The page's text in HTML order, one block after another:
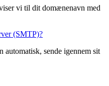
vi til dit domænenavn med
(SMTP)?
automatisk, sende igennem sit